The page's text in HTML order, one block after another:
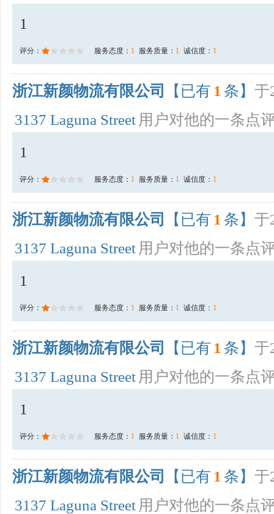
1
评分： 服务态度： 1 服务质量： 1 诚信度： 1
浙江新颜物流有限公司 【已有 1 条】 于
3137 Laguna Street 用户对他的一条点
1
评分： 服务态度： 1 服务质量： 1 诚信度： 1
浙江新颜物流有限公司 【已有 1 条】 于
3137 Laguna Street 用户对他的一条点
1
评分： 服务态度： 1 服务质量： 1 诚信度： 1
浙江新颜物流有限公司 【已有 1 条】 于
3137 Laguna Street 用户对他的一条点
1
评分： 服务态度： 1 服务质量： 1 诚信度： 1
浙江新颜物流有限公司 【已有 1 条】 于
3137 Laguna Street 用户对他的一条点